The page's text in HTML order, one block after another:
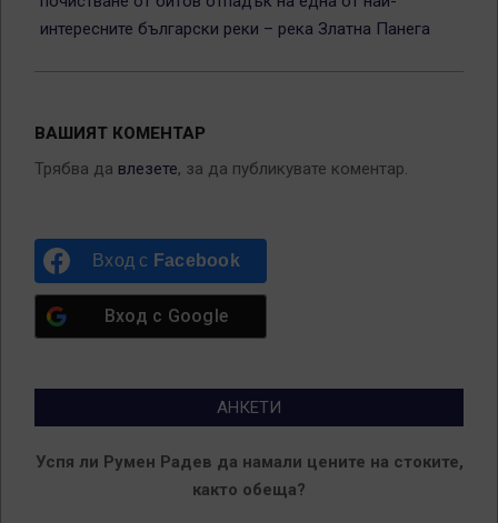
интересните български реки – река Златна Панега
ВАШИЯТ КОМЕНТАР
Трябва да влезете, за да публикувате коментар.
Вход с Facebook
Вход с Google
АНКЕТИ
Успя ли Румен Радев да намали цените на стоките,
както обеща?